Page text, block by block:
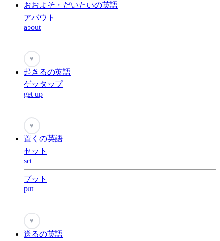
おおよそ・だいたいの英語
アバウト
about
♥
起きるの英語
ゲッタップ
get up
♥
置くの英語
セット
set
プット
put
♥
送るの英語